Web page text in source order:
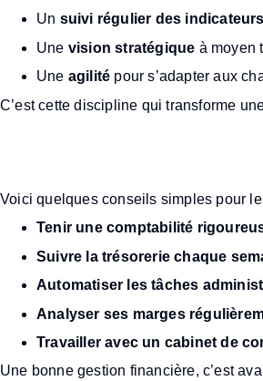
Un suivi régulier des
Une vision stratégique à moyen
Une agilité pour s’adapter aux
C’est cette discipline qui transforme
Voici quelques conseils simples pour
Tenir une comptabilité
Suivre la trésorerie chaque
Automatiser les tâches
Analyser ses marges
Travailler avec un cabinet de
Une bonne gestion financière, c’est